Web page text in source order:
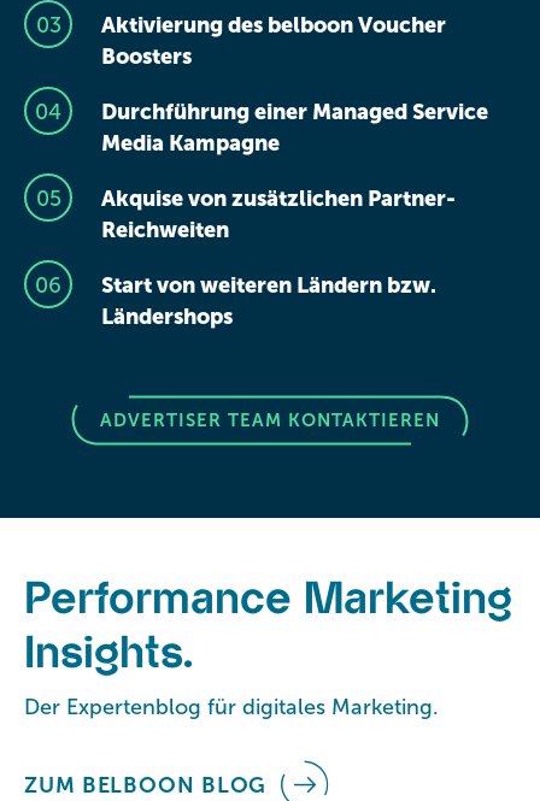
Aktivierung des belboon Voucher
Boosters
Durchführung einer Managed Service
Media Kampagne
Akquise von zusätzlichen Partner-
Reichweiten
Start von weiteren Ländern bzw.
Ländershops
ADVERTISER TEAM KONTAKTIEREN
Performance Marketing
Insights.
Der Expertenblog für digitales Marketing.
ZUM BELBOON BLOG